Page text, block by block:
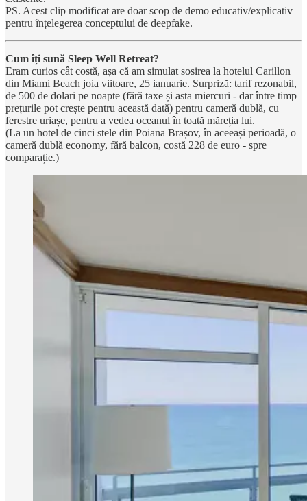
PS. Acest clip modificat are doar scop de demo educativ/explicativ
pentru înțelegerea conceptului de deepfake.
Cum îți sună Sleep Well Retreat?
Eram curios cât costă, așa că am simulat sosirea la hotelul Carillon
din Miami Beach joia viitoare, 25 ianuarie. Surpriză: tarif rezonabil,
de 500 de dolari pe noapte (fără taxe și asta miercuri - dar între timp
prețurile pot crește pentru această dată) pentru cameră dublă, cu
ferestre uriașe, pentru a vedea oceanul în toată măreția lui.
(La un hotel de cinci stele din Poiana Brașov, în aceeași perioadă, o
cameră dublă economy, fără balcon, costă 228 de euro - spre
comparație.)